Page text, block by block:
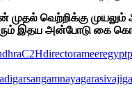
முதல் வெற்றிக்கு
இதய அன்போடு கை
C2Hdirectorameer
nayagara